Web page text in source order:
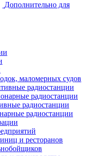
Дополнительно для
маломерных судов
радиостанции
радиостанции
радиостанции
радиостанции
и ресторанов